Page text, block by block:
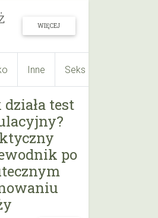
WIĘCEJ
Inne Seks
test
po